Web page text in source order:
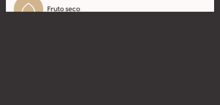
Fruto seco